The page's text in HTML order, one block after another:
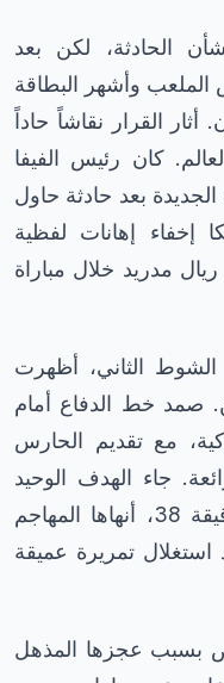
الحادثة، لكن بعد
الملعب وأشهر البطاقة
القرار نقاشاً حاداً
كان رئيس الفيفا
الجديدة بعد حادثة حاول
إخفاء إهانات لفظية
مدريد خلال مباراة
الثاني، أظهرت
صمد خط الدفاع أمام
مع تقديم الحارس
جاء الهدف الوحيد
من هجمة مرتدة سريعة في الدقيقة 38، أنهاها المهاجم
استغلال تمريرة عميقة
بسبب عجزها المذهل